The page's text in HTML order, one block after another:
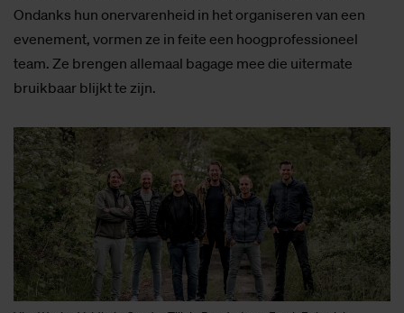
Ondanks hun onervarenheid in het organiseren van een
evenement, vormen ze in feite een hoogprofessioneel
team. Ze brengen allemaal bagage mee die uitermate
bruikbaar blijkt te zijn.